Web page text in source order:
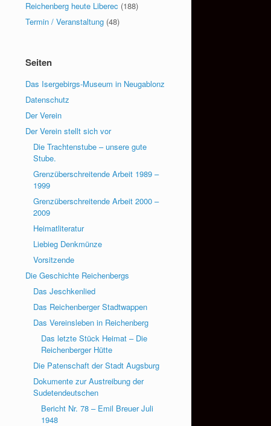
Reichenberg heute Liberec (188)
Termin / Veranstaltung (48)
Seiten
Das Isergebirgs-Museum in Neugablonz
Datenschutz
Der Verein
Der Verein stellt sich vor
Die Trachtenstube – unsere gute
Stube.
Grenzüberschreitende Arbeit 1989 –
1999
Grenzüberschreitende Arbeit 2000 –
2009
Heimatliteratur
Liebieg Denkmünze
Vorsitzende
Die Geschichte Reichenbergs
Das Jeschkenlied
Das Reichenberger Stadtwappen
Das Vereinsleben in Reichenberg
Das letzte Stück Heimat – Die
Reichenberger Hütte
Die Patenschaft der Stadt Augsburg
Dokumente zur Austreibung der
Sudetendeutschen
Bericht Nr. 78 – Emil Breuer Juli
1948